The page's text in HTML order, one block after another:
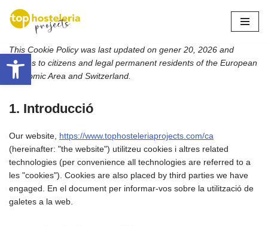
Omet
al
contingut
This Cookie Policy was last updated on gener 20, 2026 and
applies to citizens and legal permanent residents of the European
Economic Area and Switzerland.
1. Introducció
Our website, https://www.tophosteleriaprojects.com/ca
(hereinafter: "the website") utilitzeu cookies i altres related
technologies (per convenience all technologies are referred to a
les "cookies"). Cookies are also placed by third parties we have
engaged. En el document per informar-vos sobre la utilització de
galetes a la web.
Obre la barra d'eines